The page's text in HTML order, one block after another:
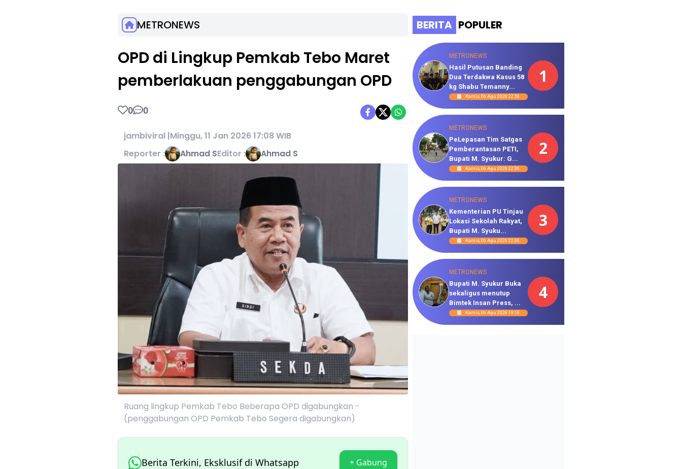
METRONEWS
OPD di Lingkup Pemkab Tebo Maret
pemberlakuan penggabungan OPD
0 0
jambiviral |Minggu, 11 Jan 2026 17:08 WIB
Reporter :
Ahmad SEditor : Ahmad S
Ruang lingkup Pemkab Tebo Beberapa OPD digabungkan -
(penggabungan OPD Pemkab Tebo Segera digabungkan)
Berita Terkini, Eksklusif di Whatsapp + Gabung
BERITA POPULER
METRONEWS
Hasil Putusan Banding
Dua Terdakwa Kasus 58
kg Shabu Temanny...
Kamis, 06 Agu 2026 22:53
1
METRONEWS
PeLepasan Tim Satgas
Pemberantasan PETI,
Bupati M. Syukur: G...
Kamis, 06 Agu 2026 22:36
2
METRONEWS
Kementerian PU Tinjau
Lokasi Sekolah Rakyat,
Bupati M. Syuku...
Kamis, 06 Agu 2026 22:06
3
METRONEWS
Bupati M. Syukur Buka
sekaligus menutup
Bimtek Insan Press, ...
Kamis, 06 Agu 2026 19:18
4